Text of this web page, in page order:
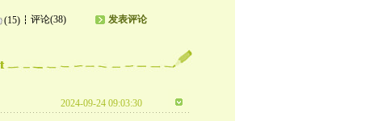
(15) 评论(38) 发表评论
2024-09-24 09:03:30